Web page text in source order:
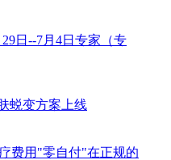
日--7月4日专家（专
蜕变方案上线
费用"零自付"在正规的